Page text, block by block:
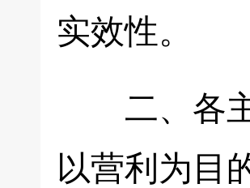
实效性。
二、各主
以营利为目